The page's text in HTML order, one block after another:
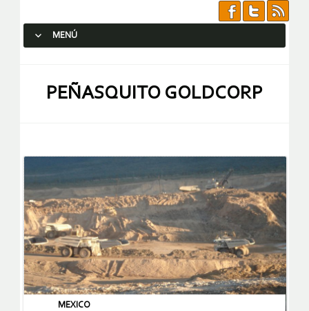
MENÚ
PEÑASQUITO GOLDCORP
MEXICO